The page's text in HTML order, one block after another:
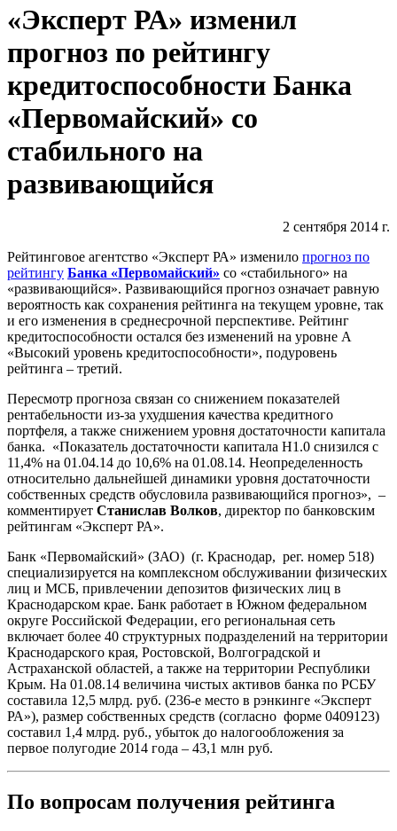
«Эксперт РА» изменил
прогноз по рейтингу
кредитоспособности Банка
«Первомайский» со
стабильного на
развивающийся
2 сентября 2014 г.
Рейтинговое агентство «Эксперт РА» изменило прогноз по
рейтингу Банка «Первомайский» со «стабильного» на
«развивающийся». Развивающийся прогноз означает равную
вероятность как сохранения рейтинга на текущем уровне, так
и его изменения в среднесрочной перспективе. Рейтинг
кредитоспособности остался без изменений на уровне А
«Высокий уровень кредитоспособности», подуровень
рейтинга – третий.
Пересмотр прогноза связан со снижением показателей
рентабельности из-за ухудшения качества кредитного
портфеля, а также снижением уровня достаточности капитала
банка. «Показатель достаточности капитала Н1.0 снизился с
11,4% на 01.04.14 до 10,6% на 01.08.14. Неопределенность
относительно дальнейшей динамики уровня достаточности
собственных средств обусловила развивающийся прогноз», –
комментирует Станислав Волков, директор по банковским
рейтингам «Эксперт РА».
Банк «Первомайский» (ЗАО) (г. Краснодар, рег. номер 518)
специализируется на комплексном обслуживании физических
лиц и МСБ, привлечении депозитов физических лиц в
Краснодарском крае. Банк работает в Южном федеральном
округе Российской Федерации, его региональная сеть
включает более 40 структурных подразделений на территории
Краснодарского края, Ростовской, Волгоградской и
Астраханской областей, а также на территории Республики
Крым. На 01.08.14 величина чистых активов банка по РСБУ
составила 12,5 млрд. руб. (236-е место в рэнкинге «Эксперт
РА»), размер собственных средств (согласно форме 0409123)
составил 1,4 млрд. руб., убыток до налогообложения за
первое полугодие 2014 года – 43,1 млн руб.
По вопросам получения рейтинга